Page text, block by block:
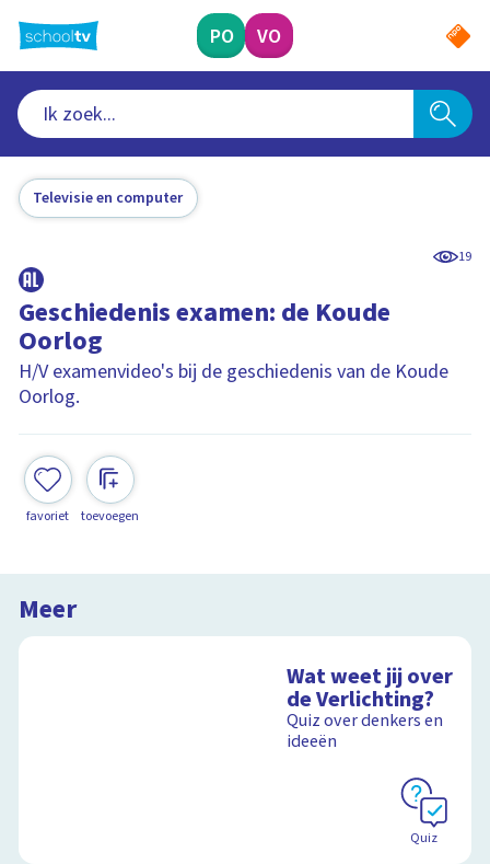
naar
hoofdinhoud
PO VO
Televisie en computer
19
Geschiedenis examen: de Koude
Oorlog
H/V examenvideo's bij de geschiedenis van de Koude
Oorlog.
favoriet toevoegen
Meer
Wat weet jij over
de Verlichting?
Quiz over denkers en
ideeën
Quiz